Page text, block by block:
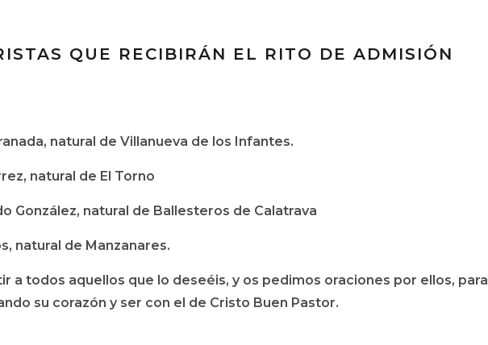
QUE RECIBIRÁN EL RITO DE ADMISIÓN
natural de Villanueva de los Infantes.
natural de El Torno
González, natural de Ballesteros de Calatrava
natural de Manzanares.
a todos aquellos que lo deseéis, y os pedimos oraciones por ellos, para
su corazón y ser con el de Cristo Buen Pastor.